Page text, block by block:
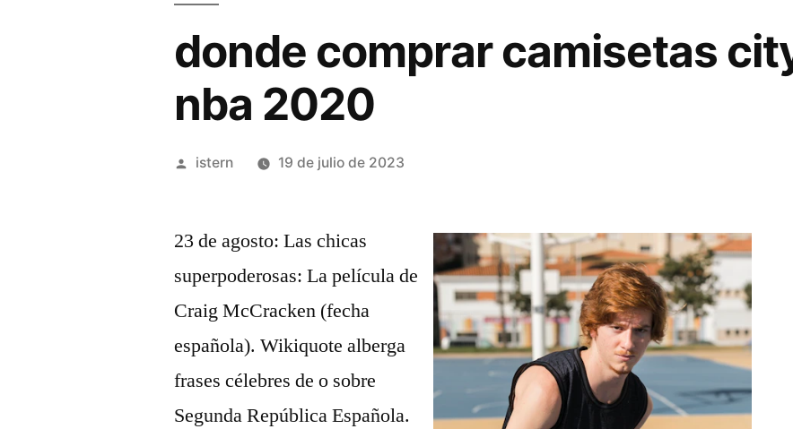
donde comprar camisetas
nba 2020
Publicado
istern 19 de julio de 2023
23 de agosto: Las chicas
superpoderosas: La película de
Craig McCracken (fecha
española). Wikiquote alberga
frases célebres de o sobre
Segunda República Española.